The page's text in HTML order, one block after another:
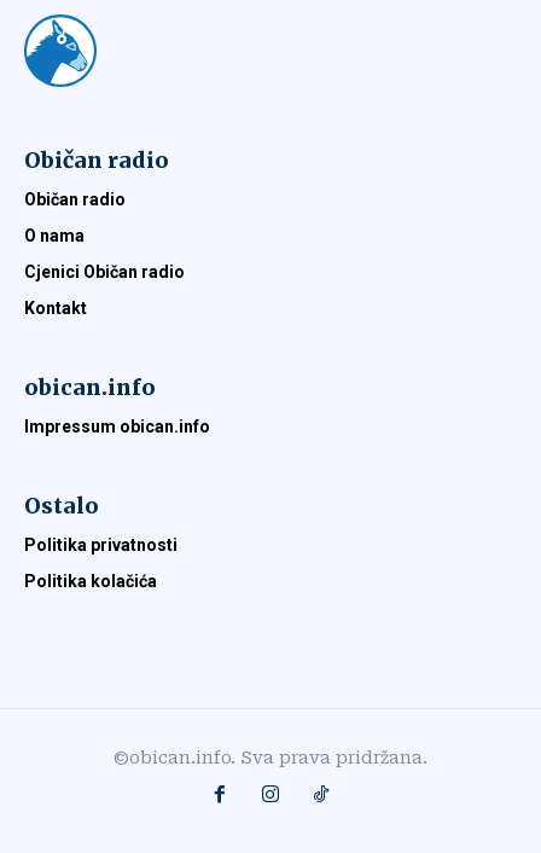
Običan radio
Običan radio
O nama
Cjenici Običan radio
Kontakt
obican.info
Impressum obican.info
Ostalo
Politika privatnosti
Politika kolačića
©obican.info. Sva prava pridržana.